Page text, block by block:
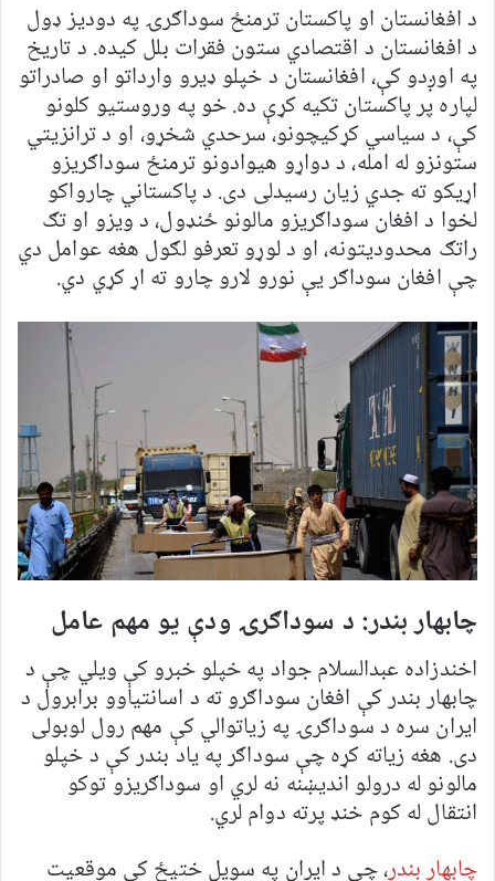
د افغانستان او پاکستان ترمنځ سوداګرۍ په دودیز ډول
د افغانستان د اقتصادي ستون فقرات بلل کیده. د تاریخ
په اوږدو کې، افغانستان د خپلو ډیرو وارداتو او صادراتو
لپاره پر پاکستان تکیه کړې ده. خو په وروستیو کلونو
کې، د سیاسي کړکیچونو، سرحدي شخړو، او د ترانزیتي
ستونزو له امله، د دواړو هیوادونو ترمنځ سوداګریزو
اړیکو ته جدي زیان رسیدلی دی. د پاکستاني چارواکو
لخوا د افغان سوداګریزو مالونو ځنډول، د ویزو او تګ
راتګ محدودیتونه، او د لوړو تعرفو لګول هغه عوامل دي
چې افغان سوداګر یې نورو لارو چارو ته اړ کړي دي.
چابهار بندر: د سوداګرۍ ودې یو مهم عامل
اخندزاده عبدالسلام جواد په خپلو خبرو کې ویلي چې د
چابهار بندر کې افغان سوداګرو ته د اسانتیاوو برابرول د
ایران سره د سوداګرۍ په زیاتوالي کې مهم رول لوبولی
دی. هغه زیاته کړه چې سوداګر په یاد بندر کې د خپلو
مالونو له درولو اندیښنه نه لري او سوداګریزو توکو
انتقال له کوم خنډ پرته دوام لري.
چابهار بندر، چې د ایران په سویل ختیځ کې موقعیت